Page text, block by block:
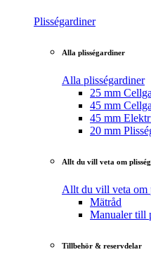
Plisségardiner
Alla plisségardiner
Alla plisségardiner
25 mm
45 mm
45 mm
20 mm
Allt du vill veta om
Allt du vill veta om
Mätråd
Manualer till
Tillbehör & reservdelar